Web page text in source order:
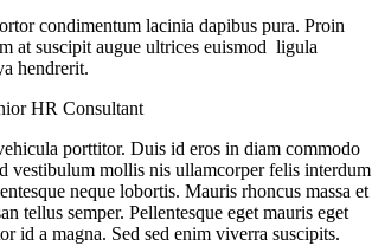
condimentum lacinia dapibus pura. Proin
at suscipit augue ultrices euismod ligula
hendrerit.
HR Consultant
porttitor. Duis id eros in diam commodo
vestibulum mollis nis ullamcorper felis interdum
neque lobortis. Mauris rhoncus massa et
tellus semper. Pellentesque eget mauris eget
id a magna. Sed sed enim viverra suscipits.